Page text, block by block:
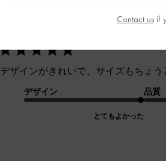
デザインがきれいで
デザインがきれいで、サイズもちょ
デザイン
とてもよかった
品質
Contact usif